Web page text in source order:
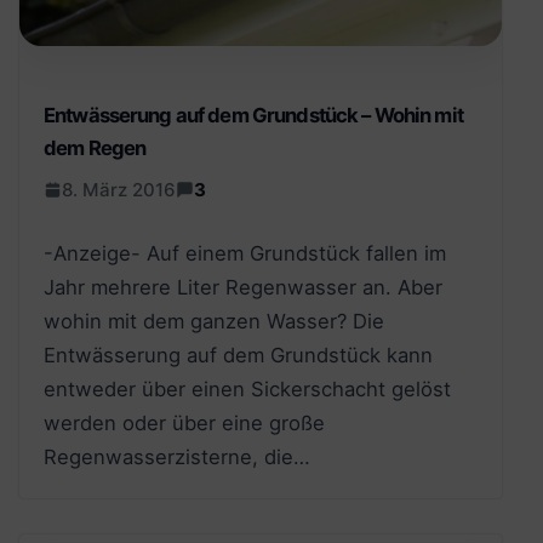
Entwässerung auf dem Grundstück – Wohin mit
dem Regen
8. März 2016 3
-Anzeige- Auf einem Grundstück fallen im
Jahr mehrere Liter Regenwasser an. Aber
wohin mit dem ganzen Wasser? Die
Entwässerung auf dem Grundstück kann
entweder über einen Sickerschacht gelöst
werden oder über eine große
Regenwasserzisterne, die…